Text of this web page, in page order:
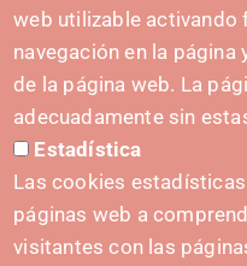
hola@irisnavarra.com
(+34) 628 23 12 32
C. del Sadar, 31006
Formulario de contacto
Kit de prensa
web utilizable activando
navegación en la página
de la página web. La
adecuadamente sin
Estadística
Las cookies
páginas web a
visitantes con las